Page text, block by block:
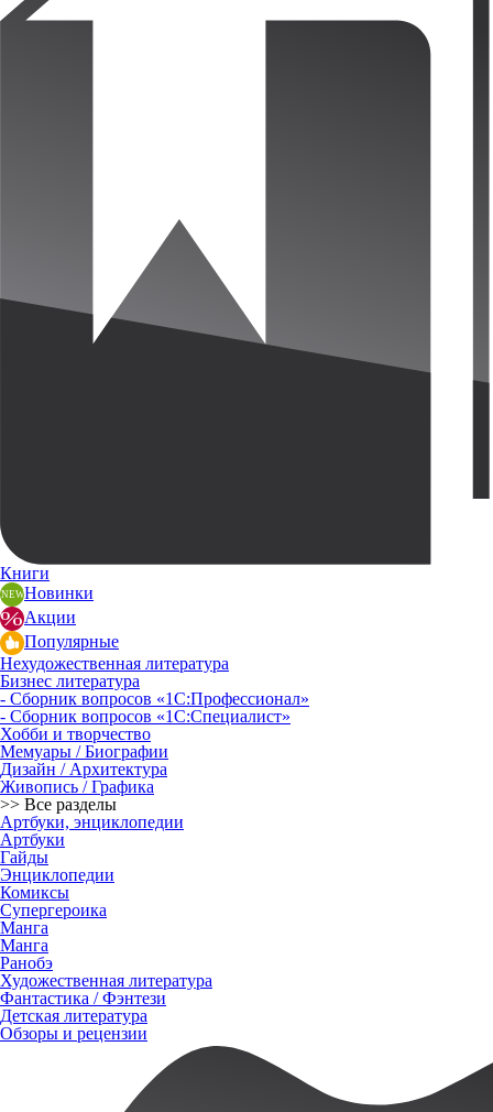
Книги
Новинки
Акции
Популярные
Нехудожественная литература
Бизнес литература
- Сборник вопросов «1С:Профессионал»
- Сборник вопросов «1С:Специалист»
Хобби и творчество
Мемуары / Биографии
Дизайн / Архитектура
Живопись / Графика
>> Все разделы
Артбуки, энциклопедии
Артбуки
Гайды
Энциклопедии
Комиксы
Супергероика
Манга
Манга
Ранобэ
Художественная литература
Фантастика / Фэнтези
Детская литература
Обзоры и рецензии